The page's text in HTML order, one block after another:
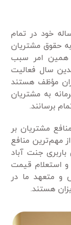
خود در تمام
حقوق مشتریان
همین امر سبب
سال فعالیت
مؤظف هستند
به مشتریان
برسانند.
مشتریان بر
مهم‌ترین منافع
جنت آباد
و استعلام قیمت
متعهد ما در
هستند.